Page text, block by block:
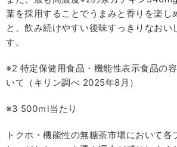
葉を採用することでうまみと香りを楽し
と、飲み続けやすい後味すっきりなおい
す。
※2 特定保健用食品・機能性表示食品の
いて（キリン調べ 2025年8月）
※3 500ｍl当たり
トクホ・機能性の無糖茶市場において各